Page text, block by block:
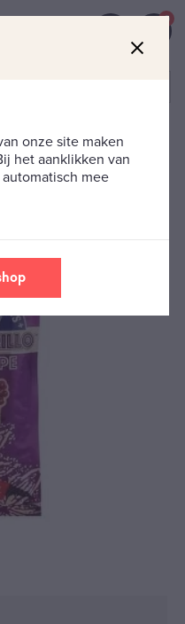
0
wraps
Hemparillo –
onze site maken
het aanklikken van
mee